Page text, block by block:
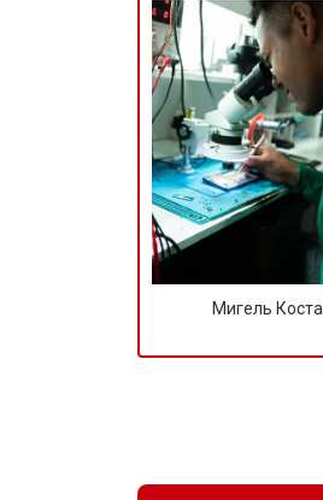
Мигель Коста